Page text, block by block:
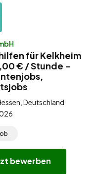
für Kelkheim
€ / Stunde –
Deutschland
bewerben